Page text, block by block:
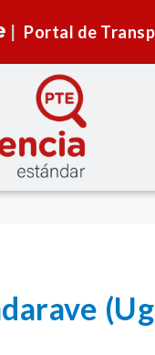
Portal de